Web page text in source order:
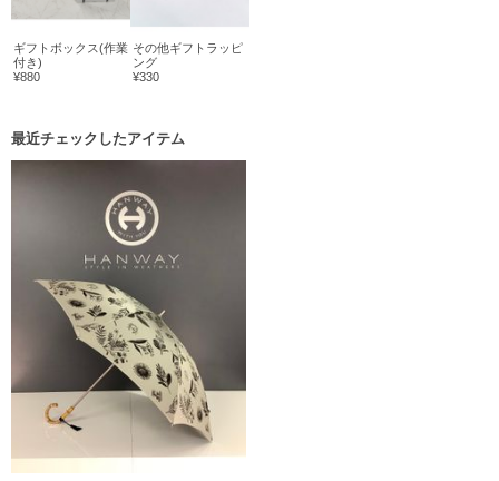
ギフトボックス(作業
付き)
¥880
その他ギフトラッピ
ング
¥330
最近チェックしたアイテム